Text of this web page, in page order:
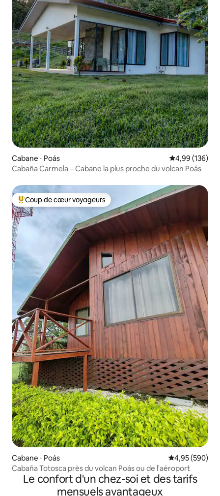
Cabane ⋅ Poás Évaluation
4,99 (136)
Cabaña Carmela – Cabane la plus proche du volcan Poás
Coups de cœur voyageurs les plus appréciés
Coup de cœur voyageurs
Cabane ⋅ Poás Évaluation
4,95 (590)
Cabaña Totosca près du volcan Poás ou de l'aéroport
Le confort d'un chez-soi et des tarifs
mensuels avantageux